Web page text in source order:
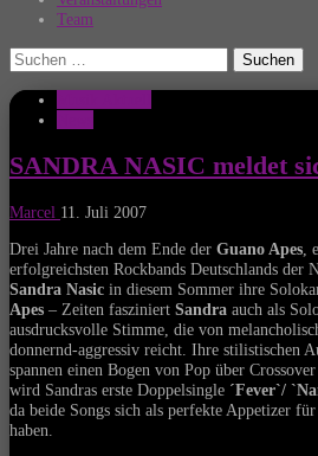
Team
Suchen
nach:
SANDRA NASIC meldet
Marcel 11. Juli 2007
Drei Jahre nach dem Ende der Guano Apes
erfolgreichsten Rockbands Deutschlands der
Sandra Nasic in diesem Sommer ihre
Apes – Zeiten fasziniert Sandra auch als
ausdrucksvolle Stimme, die von
donnernd-aggressiv reicht. Ihre stilistischen
spannen einen Bogen von Pop über
wird Sandras erste Doppelsingle ´Fever`/
da beide Songs sich als perfekte Appetizer
haben.